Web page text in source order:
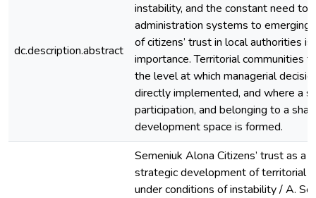
dc.description.abstract
instability, and the constant need to
administration systems to emerging
of citizens’ trust in local authorities
importance. Territorial communities
the level at which managerial
directly implemented, and where a
participation, and belonging to a
development space is formed.
Semeniuk Alona Citizens’ trust as a
strategic development of territorial
under conditions of instability / A.